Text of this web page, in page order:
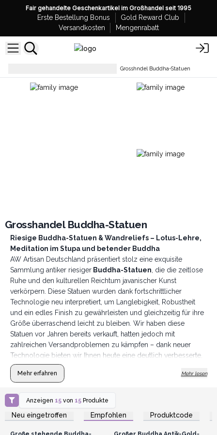
Fair gehandelte Geschenkartikel im Großhandel seit 1995
Erste Bestellung Bonus
Gold Reward Club
Versandkosten
Mengenrabatt
Grosshndel Buddha-Statuen
Grosshandel Buddha-Statuen
Riesige Buddha-Statuen & Wandreliefs – Lotus-Lehre,
Meditation im Stupa und betender Buddha
AW Artisan Deutschland präsentiert stolz eine exquisite
Sammlung antiker riesigerBuddha-Statuen, die die zeitlose
Ruhe und den kulturellen Reichtum javanischer Kunst
verkörpern. Diese Statuen wurden dank fortschrittlicher
Technologie neu interpretiert, um Langlebigkeit, Robustheit
und ein edles Finish zu gewährleisten und gleichzeitig für ihre
Größe überraschend leicht zu bleiben. Wir haben diese
Statuen vor Jahren bereits verkauft, hatten jedoch mit
zahlreichen Versandproblemen zu kämpfen – dank neuer
Technologie bieten wir Ihnen heute eine deutlich verbesserte,
robustere und widerstandsfähigere Statue!
Jede Statue wird in sorgfältiger Handarbeit in einer riesigen
Tradition auf Innovation trifft. Erfahrene Handwerkerteams
gießen sorgfältig eine einzigartige Mischung aus hochfestem
Beton und Harz, um diese Meisterwerke zu schaffen. Dieses
Verfahren stellt sicher, dass die Statuen nicht nur robuster sind
Mehr erfahren Mehr lesen
Anzeigen 15 von 15 Produkte
Neu eingetroffen Empfohlen Produktcode
Anmelden oder
Registrieren für
Großhandelspreise
Registrieren für
Großhandelspreise